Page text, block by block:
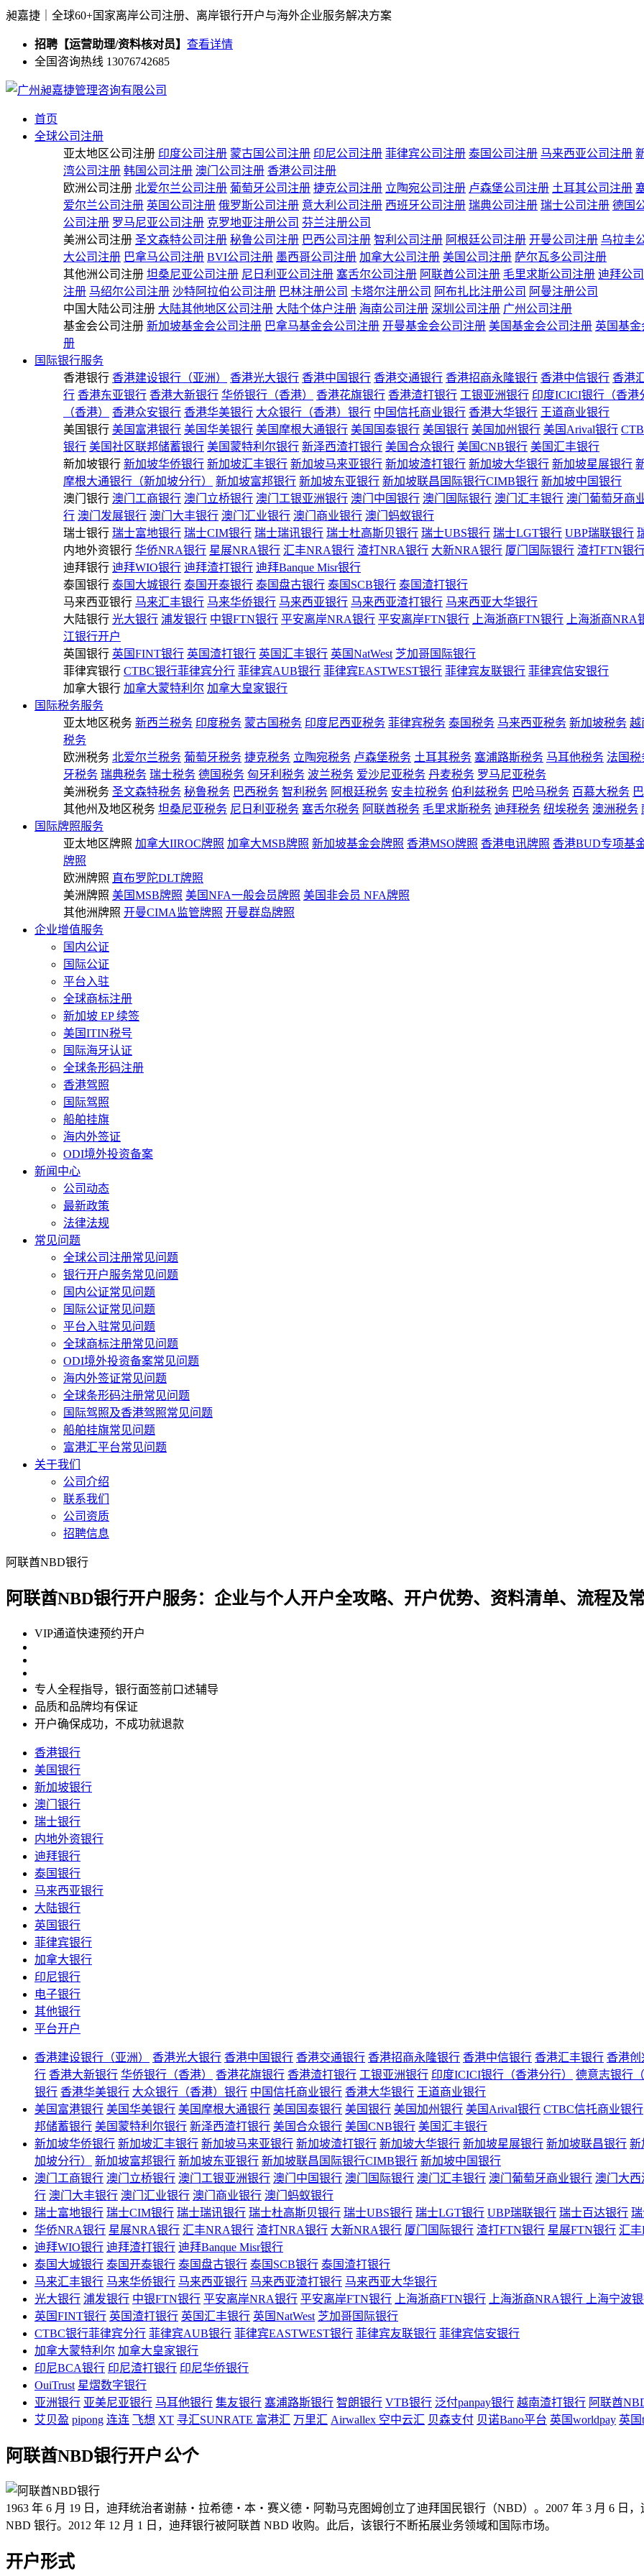
昶嘉捷｜全球60+国家离岸公司注册、离岸银行开户与海外企业服务解决方案
招聘【运营助理/资料核对员】 查看详情
全国咨询热线 13076742685
首页
全球公司注册
亚太地区公司注册 印度公司注册 蒙古国公司注册 印尼公司注册 菲律宾公司注册 泰国公司注册 马来西亚公司注册
湾公司注册 韩国公司注册 澳门公司注册 香港公司注册
欧洲公司注册 北爱尔兰公司注册 葡萄牙公司注册 捷克公司注册 立陶宛公司注册 卢森堡公司注册 土耳其公司注册
爱尔兰公司注册 英国公司注册 俄罗斯公司注册 意大利公司注册 西班牙公司注册 瑞典公司注册 瑞士公司注册 德国
公司注册 罗马尼亚公司注册 克罗地亚注册公司 芬兰注册公司
美洲公司注册 圣文森特公司注册 秘鲁公司注册 巴西公司注册 智利公司注册 阿根廷公司注册 开曼公司注册 乌拉圭
大公司注册 巴拿马公司注册 BVI公司注册 墨西哥公司注册 加拿大公司注册 美国公司注册 萨尔瓦多公司注册
其他洲公司注册 坦桑尼亚公司注册 尼日利亚公司注册 塞舌尔公司注册 阿联酋公司注册 毛里求斯公司注册 迪拜公
注册 马绍尔公司注册 沙特阿拉伯公司注册 巴林注册公司 卡塔尔注册公司 阿布扎比注册公司 阿曼注册公司
中国大陆公司注册 大陆其他地区公司注册 大陆个体户注册 海南公司注册 深圳公司注册 广州公司注册
基金会公司注册 新加坡基金会公司注册 巴拿马基金会公司注册 开曼基金会公司注册 美国基金会公司注册 英国基
册
国际银行服务
香港银行 香港建设银行（亚洲） 香港光大银行 香港中国银行 香港交通银行 香港招商永隆银行 香港中信银行 香港
行 香港东亚银行 香港大新银行 华侨银行（香港） 香港花旗银行 香港渣打银行 工银亚洲银行 印度ICICI银行（香港
（香港）
香港众安银行 香港华美银行 大众银行（香港）银行 中国信托商业银行 香港大华银行 王道商业银行
美国银行 美国富港银行 美国华美银行 美国摩根大通银行 美国国泰银行 美国银行 美国加州银行 美国Arival银行
银行 美国社区联邦储蓄银行 美国蒙特利尔银行 新泽西渣打银行 美国合众银行 美国CNB银行 美国汇丰银行
新加坡银行 新加坡华侨银行 新加坡汇丰银行 新加坡马来亚银行 新加坡渣打银行 新加坡大华银行 新加坡星展银行
摩根大通银行（新加坡分行）
新加坡富邦银行 新加坡东亚银行 新加坡联昌国际银行CIMB银行 新加坡中国银行
澳门银行 澳门工商银行 澳门立桥银行 澳门工银亚洲银行 澳门中国银行 澳门国际银行 澳门汇丰银行 澳门葡萄牙商
行 澳门发展银行 澳门大丰银行 澳门汇业银行 澳门商业银行 澳门蚂蚁银行
瑞士银行 瑞士富地银行 瑞士CIM银行 瑞士瑞讯银行 瑞士杜高斯贝银行 瑞士UBS银行 瑞士LGT银行 UBP瑞联银行
内地外资银行 华侨NRA银行 星展NRA银行 汇丰NRA银行 渣打NRA银行 大新NRA银行 厦门国际银行 渣打FTN银
迪拜银行 迪拜WIO银行 迪拜渣打银行 迪拜Banque Misr银行
泰国银行 泰国大城银行 泰国开泰银行 泰国盘古银行 泰国SCB银行 泰国渣打银行
马来西亚银行 马来汇丰银行 马来华侨银行 马来西亚银行 马来西亚渣打银行 马来西亚大华银行
大陆银行 光大银行 浦发银行 中银FTN银行 平安离岸NRA银行 平安离岸FTN银行 上海浙商FTN银行 上海浙商NRA
江银行开户
英国银行 英国FINT银行 英国渣打银行 英国汇丰银行 英国NatWest 芝加哥国际银行
菲律宾银行 CTBC银行菲律宾分行 菲律宾AUB银行 菲律宾EASTWEST银行 菲律宾友联银行 菲律宾信安银行
加拿大银行 加拿大蒙特利尔 加拿大皇家银行
国际税务服务
亚太地区税务 新西兰税务 印度税务 蒙古国税务 印度尼西亚税务 菲律宾税务 泰国税务 马来西亚税务 新加坡税务 越
税务
欧洲税务 北爱尔兰税务 葡萄牙税务 捷克税务 立陶宛税务 卢森堡税务 土耳其税务 塞浦路斯税务 马耳他税务 法国税
牙税务 瑞典税务 瑞士税务 德国税务 匈牙利税务 波兰税务 爱沙尼亚税务 丹麦税务 罗马尼亚税务
美洲税务 圣文森特税务 秘鲁税务 巴西税务 智利税务 阿根廷税务 安圭拉税务 伯利兹税务 巴哈马税务 百慕大税务
其他州及地区税务 坦桑尼亚税务 尼日利亚税务 塞舌尔税务 阿联酋税务 毛里求斯税务 迪拜税务 纽埃税务 澳洲税务
国际牌照服务
亚太地区牌照 加拿大IIROC牌照 加拿大MSB牌照 新加坡基金会牌照 香港MSO牌照 香港电讯牌照 香港BUD专项基
牌照
欧洲牌照 直布罗陀DLT牌照
美洲牌照 美国MSB牌照 美国NFA一般会员牌照 美国非会员 NFA牌照
其他洲牌照 开曼CIMA监管牌照 开曼群岛牌照
企业增值服务
国内公证
国际公证
平台入驻
全球商标注册
新加坡 EP 续签
美国ITIN税号
国际海牙认证
全球条形码注册
香港驾照
国际驾照
船舶挂旗
海内外签证
ODI境外投资备案
新闻中心
公司动态
最新政策
法律法规
常见问题
全球公司注册常见问题
银行开户服务常见问题
国内公证常见问题
国际公证常见问题
平台入驻常见问题
全球商标注册常见问题
ODI境外投资备案常见问题
海内外签证常见问题
全球条形码注册常见问题
国际驾照及香港驾照常见问题
船舶挂旗常见问题
富港汇平台常见问题
关于我们
公司介绍
联系我们
公司资质
招聘信息
阿联酋NBD银行
阿联酋NBD银行开户服务：企业与个人开户全攻略、开户优势、资料清单、流程及
VIP通道快速预约开户
专人全程指导，银行面签前口述辅导
品质和品牌均有保证
开户确保成功，不成功就退款
香港银行
美国银行
新加坡银行
澳门银行
瑞士银行
内地外资银行
迪拜银行
泰国银行
马来西亚银行
大陆银行
英国银行
菲律宾银行
加拿大银行
印尼银行
电子银行
其他银行
平台开户
香港建设银行（亚洲） 香港光大银行 香港中国银行 香港交通银行 香港招商永隆银行 香港中信银行 香港汇丰银行 香港
行 香港大新银行 华侨银行（香港） 香港花旗银行 香港渣打银行 工银亚洲银行 印度ICICI银行（香港分行） 德意志银行
银行 香港华美银行 大众银行（香港）银行 中国信托商业银行 香港大华银行 王道商业银行
美国富港银行 美国华美银行 美国摩根大通银行 美国国泰银行 美国银行 美国加州银行 美国Arival银行 CTBC信托商业银行
邦储蓄银行 美国蒙特利尔银行 新泽西渣打银行 美国合众银行 美国CNB银行 美国汇丰银行
新加坡华侨银行 新加坡汇丰银行 新加坡马来亚银行 新加坡渣打银行 新加坡大华银行 新加坡星展银行 新加坡联昌银行 新
加坡分行）
新加坡富邦银行 新加坡东亚银行 新加坡联昌国际银行CIMB银行 新加坡中国银行
澳门工商银行 澳门立桥银行 澳门工银亚洲银行 澳门中国银行 澳门国际银行 澳门汇丰银行 澳门葡萄牙商业银行 澳门大西
行 澳门大丰银行 澳门汇业银行 澳门商业银行 澳门蚂蚁银行
瑞士富地银行 瑞士CIM银行 瑞士瑞讯银行 瑞士杜高斯贝银行 瑞士UBS银行 瑞士LGT银行 UBP瑞联银行 瑞士百达银行
华侨NRA银行 星展NRA银行 汇丰NRA银行 渣打NRA银行 大新NRA银行 厦门国际银行 渣打FTN银行 星展FTN银行 汇
迪拜WIO银行 迪拜渣打银行 迪拜Banque Misr银行
泰国大城银行 泰国开泰银行 泰国盘古银行 泰国SCB银行 泰国渣打银行
马来汇丰银行 马来华侨银行 马来西亚银行 马来西亚渣打银行 马来西亚大华银行
光大银行 浦发银行 中银FTN银行 平安离岸NRA银行 平安离岸FTN银行 上海浙商FTN银行 上海浙商NRA银行 上海宁波
英国FINT银行 英国渣打银行 英国汇丰银行 英国NatWest 芝加哥国际银行
CTBC银行菲律宾分行 菲律宾AUB银行 菲律宾EASTWEST银行 菲律宾友联银行 菲律宾信安银行
加拿大蒙特利尔 加拿大皇家银行
印尼BCA银行 印尼渣打银行 印尼华侨银行
OuiTrust 星熠数字银行
亚洲银行 亚美尼亚银行 马耳他银行 集友银行 塞浦路斯银行 智朗银行 VTB银行 泛付panpay银行 越南渣打银行 阿联酋
艾贝盈 pipong 连连 飞想 XT 寻汇SUNRATE 富港汇 万里汇 Airwallex 空中云汇 贝森支付 贝诺Bano平台 英国worldpay 英国
阿联酋NBD银行开户公个
1963 年 6 月 19 日，迪拜统治者谢赫・拉希德・本・赛义德・阿勒马克图姆创立了迪拜国民银行（NBD）。2007 年 3 月 6 日
NBD 银行。2012 年 12 月 1 日，迪拜银行被阿联酋 NBD 收购。此后，该银行不断拓展业务领域和国际市场。
开户形式